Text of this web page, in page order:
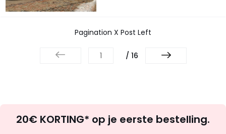
Pagination X Post Left
/ 16
zoek
20€ KORTING* op je eerste bestelling.